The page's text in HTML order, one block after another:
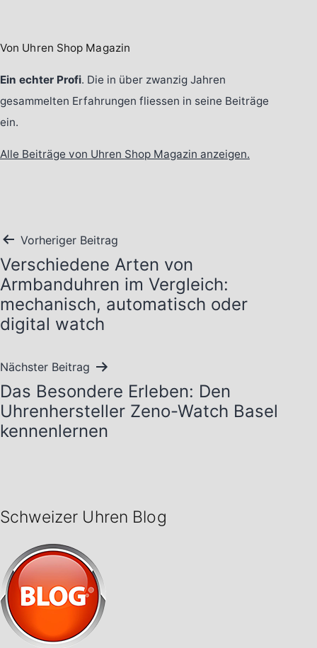
Von Uhren Shop Magazin
Ein echter Profi. Die in über zwanzig Jahren
gesammelten Erfahrungen fliessen in seine Beiträge
ein.
Alle Beiträge von Uhren Shop Magazin anzeigen.
Beitragsnavigation
Vorheriger Beitrag
Verschiedene Arten von
Armbanduhren im Vergleich:
mechanisch, automatisch oder
digital watch
Nächster Beitrag
Das Besondere Erleben: Den
Uhrenhersteller Zeno-Watch Basel
kennenlernen
Schweizer Uhren Blog